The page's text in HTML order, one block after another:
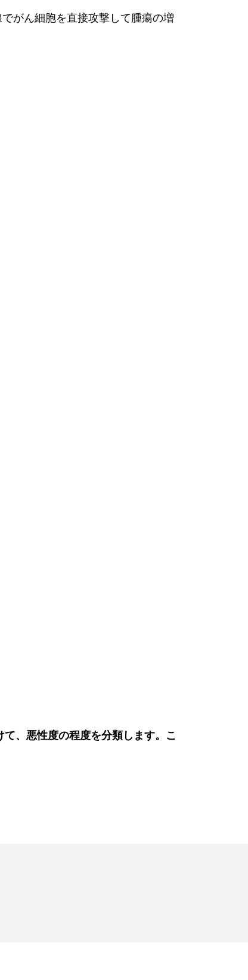
がん細胞を直接攻撃して腫瘍の増
、悪性度の程度を分類します。こ